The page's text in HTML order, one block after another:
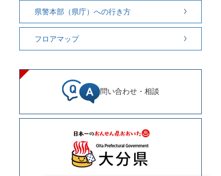
県警本部（県庁）への行き方
フロアマップ
問い合わせ・相談